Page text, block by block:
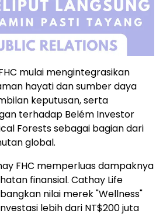
mulai mengintegrasikan
hayati dan sumber daya
keputusan, serta
terhadap Belém Investor
Forests sebagai bagian dari
global.
FHC memperluas dampaknya
finansial. Cathay Life
nilai merek "Wellness"
lebih dari NT$200 juta